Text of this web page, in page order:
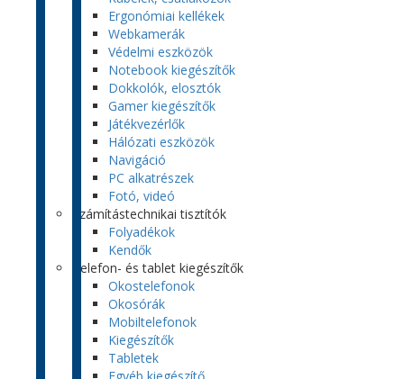
Ergonómiai kellékek
Webkamerák
Védelmi eszközök
Notebook kiegészítők
Dokkolók, elosztók
Gamer kiegészítők
Játékvezérlők
Hálózati eszközök
Navigáció
PC alkatrészek
Fotó, videó
Számítástechnikai tisztítók
Folyadékok
Kendők
Telefon- és tablet kiegészítők
Okostelefonok
Okosórák
Mobiltelefonok
Kiegészítők
Tabletek